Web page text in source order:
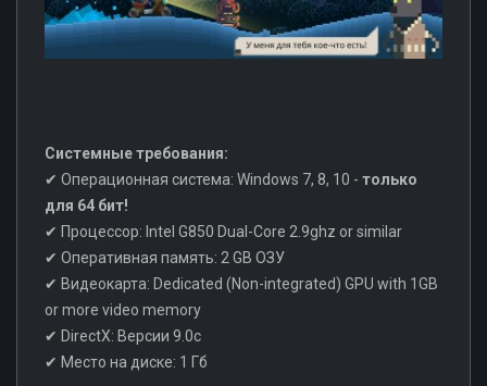
Системные требования:
✔ Операционная система: Windows 7, 8, 10 - только
для 64 бит!
✔ Процессор: Intel G850 Dual-Core 2.9ghz or similar
✔ Оперативная память: 2 GB ОЗУ
✔ Видеокарта: Dedicated (Non-integrated) GPU with 1GB
or more video memory
✔ DirectX: Версии 9.0c
✔ Место на диске: 1 Гб